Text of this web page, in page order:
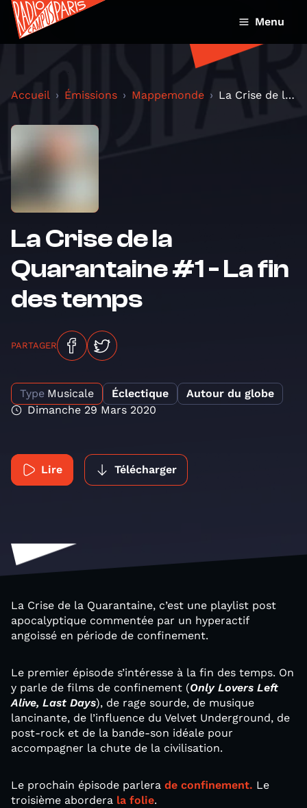
Menu
Accueil Émissions Mappemonde La Crise de la Quarantaine #1 - La fin des temps
La Crise de la
Quarantaine #1 - La fin
des temps
PARTAGER
Type Musicale Éclectique
Autour du globe
Dimanche 29 Mars 2020
Lire Télécharger
La Crise de la Quarantaine, c’est une playlist post
apocalyptique commentée par un hyperactif
angoissé en période de confinement.
Le premier épisode s’intéresse à la fin des temps. On
y parle de films de confinement (Only Lovers Left
Alive, Last Days), de rage sourde, de musique
lancinante, de l’influence du Velvet Underground, de
post-rock et de la bande-son idéale pour
accompagner la chute de la civilisation.
Le prochain épisode parlera de confinement. Le
troisième abordera la folie.